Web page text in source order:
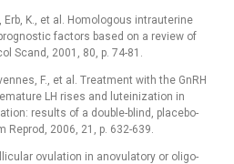
Erb, K., et al. Homologous intrauterine
factors based on a review of
Scand, 2001, 80, p. 74-81.
F., et al. Treatment with the GnRH
LH rises and luteinization in
results of a double-blind, placebo-
2006, 21, p. 632-639.
ovulation in anovulatory or oligo-